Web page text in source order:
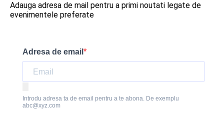
Adauga adresa de mail pentru a primi noutati legate de
evenimentele preferate
Adresa de email
Introdu adresa ta de email pentru a te abona. De exemplu
abc@xyz.com